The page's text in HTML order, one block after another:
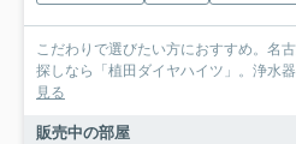
こだわりで選びたい方におすすめ。名
探しなら「植田ダイヤハイツ」。浄水
見る
販売中の部屋